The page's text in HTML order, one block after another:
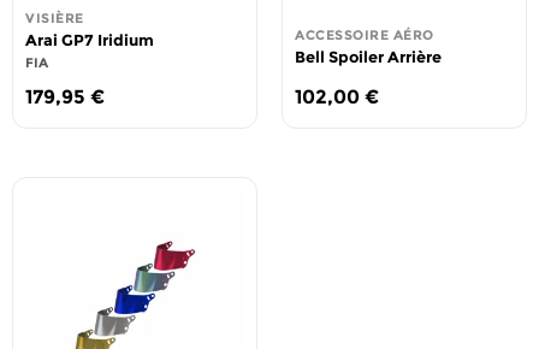
VISIÈRE
Arai GP7 Iridium
FIA
179,95 €
ACCESSOIRE AÉRO
Bell Spoiler Arrière
102,00 €